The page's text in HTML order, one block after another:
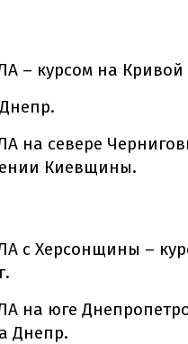
– курсом на Кривой
на севере
Киевщины.
с Херсонщины –
на юге
Днепр.